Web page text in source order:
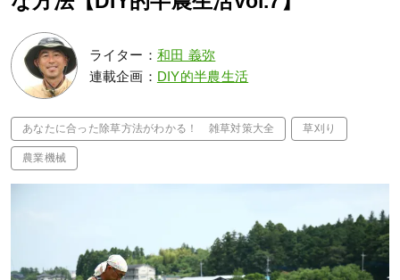
ライター： 和田 義弥
連載企画： DIY的半農生活
あなたに合った除草方法がわかる！ 雑草対策大全 草刈り
農業機械